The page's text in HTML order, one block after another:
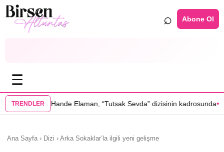
⌕ Abone Ol
☰
TRENDLER
Elaman, “Tutsak Sevda” dizisinin kadrosunda•Serenay Sarıkaya’lı
Ana Sayfa › Dizi › Arka Sokaklar’la ilgili yeni gelişme